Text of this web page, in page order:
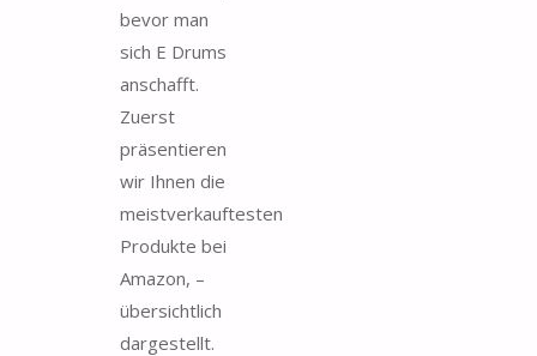
bevor man
sich E Drums
anschafft.
Zuerst
präsentieren
wir Ihnen die
meistverkauftesten
Produkte bei
Amazon, –
übersichtlich
dargestellt.